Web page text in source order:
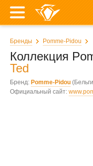
Бренды Pomme-Pidou
Коллекция
Ted
Бренд: Pomme-Pidou
Официальный сайт: